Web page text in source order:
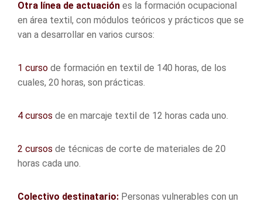
Otra línea de actuación es la formación ocupacional
en área textil, con módulos teóricos y prácticos que se
van a desarrollar en varios cursos:
1 curso de formación en textil de 140 horas, de los
cuales, 20 horas, son prácticas.
4 cursos de en marcaje textil de 12 horas cada uno.
2 cursos de técnicas de corte de materiales de 20
horas cada uno.
Colectivo destinatario: Personas vulnerables con un